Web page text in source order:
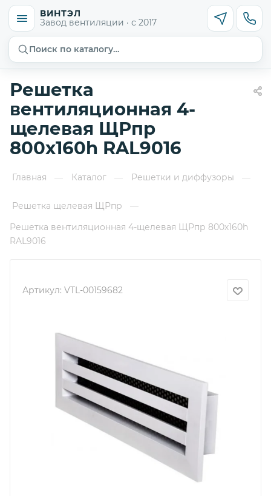
ВИНТЭЛ
Завод вентиляции · с 2017
Поиск по каталогу…
Решетка
вентиляционная 4-
щелевая ЩРпр
800х160h RAL9016
Главная — Каталог — Решетки и диффузоры —
Решетка щелевая ЩРпр
—
Решетка вентиляционная 4-щелевая ЩРпр 800х160h
RAL9016
Артикул: VTL-00159682